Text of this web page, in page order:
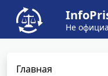
Не
Главная